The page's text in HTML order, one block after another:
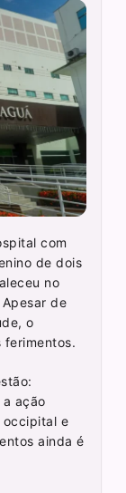
com
de dois
no
de
o
ferimentos.
ação
occipital e
ainda é